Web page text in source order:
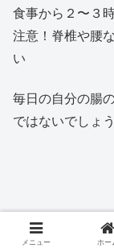
食事から２〜３
注意！脊椎や腰
い
毎日の自分の腸
ではないでしょう
メニュー ホー